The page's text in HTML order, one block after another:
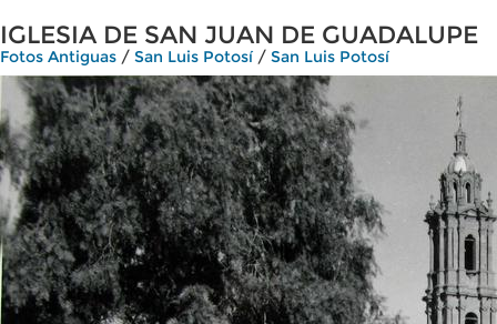
IGLESIA DE SAN JUAN DE GUADALUPE
Fotos Antiguas / San Luis Potosí / San Luis Potosí